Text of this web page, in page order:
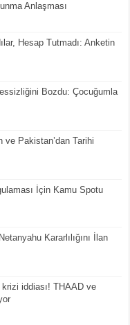
Anlaşması
Hesap Tutmadı: Anketin
Bozdu: Çocuğumla
Pakistan’dan Tarihi
İçin Kamu Spotu
Kararlılığını İlan
krizi iddiası! THAAD ve